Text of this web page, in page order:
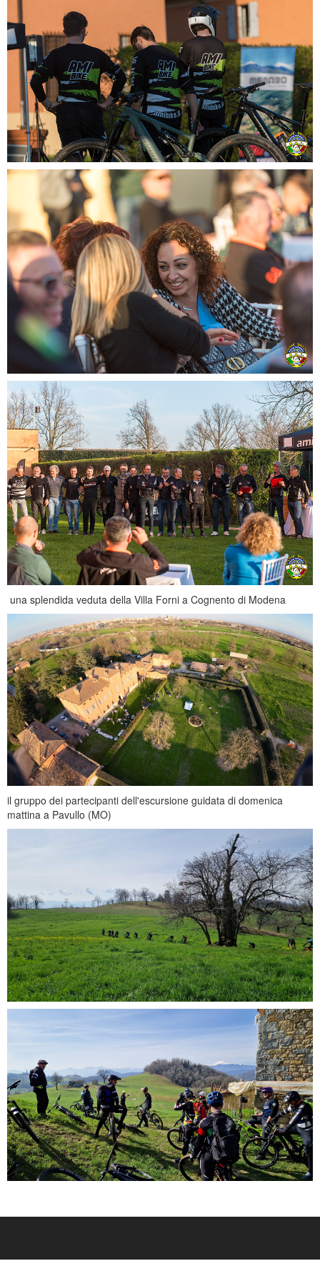
una splendida veduta della Villa Forni a Cognento di Modena
il gruppo dei partecipanti dell'escursione guidata di domenica
mattina a Pavullo (MO)